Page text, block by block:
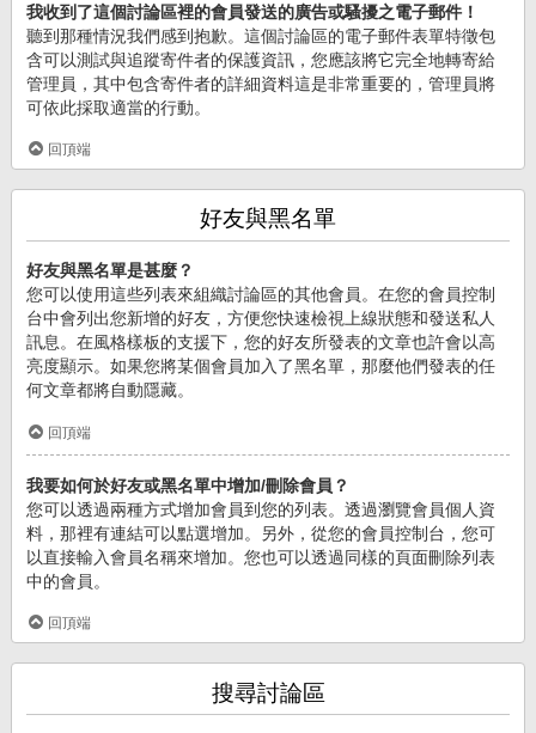
我收到了這個討論區裡的會員發送的廣告或騷擾之電子郵件！
聽到那種情況我們感到抱歉。這個討論區的電子郵件表單特徵包
含可以測試與追蹤寄件者的保護資訊，您應該將它完全地轉寄給
管理員，其中包含寄件者的詳細資料這是非常重要的，管理員將
可依此採取適當的行動。
回頂端
好友與黑名單
好友與黑名單是甚麼？
您可以使用這些列表來組織討論區的其他會員。在您的會員控制
台中會列出您新增的好友，方便您快速檢視上線狀態和發送私人
訊息。在風格樣板的支援下，您的好友所發表的文章也許會以高
亮度顯示。如果您將某個會員加入了黑名單，那麼他們發表的任
何文章都將自動隱藏。
回頂端
我要如何於好友或黑名單中增加/刪除會員？
您可以透過兩種方式增加會員到您的列表。透過瀏覽會員個人資
料，那裡有連結可以點選增加。另外，從您的會員控制台，您可
以直接輸入會員名稱來增加。您也可以透過同樣的頁面刪除列表
中的會員。
回頂端
搜尋討論區